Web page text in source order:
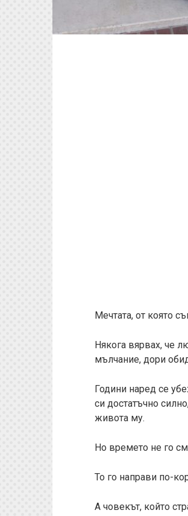
Мечтата, от която
Някога вярвах, че
мълчание, дори
Години наред се
си достатъчно
живота му.
Но времето не го
То го направи по-
А човекът, който